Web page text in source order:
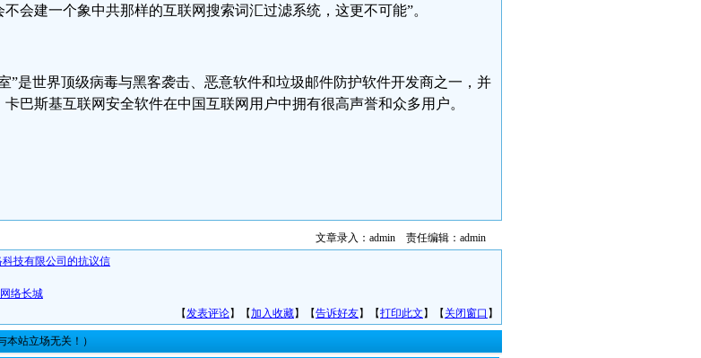
会建一个象中共那样的互联网搜索词汇过滤系统，这更不可能”。
”是世界顶级病毒与黑客袭击、恶意软件和垃圾邮件防护软件开发商之一，并
巴斯基互联网安全软件在中国互联网用户中拥有很高声誉和众多用户。
文章录入：admin 责任编辑：admin
技有限公司的抗议信
络长城
【发表评论】【加入收藏】【告诉好友】【打印此文 】【 关闭窗口 】
本站立场无关！）